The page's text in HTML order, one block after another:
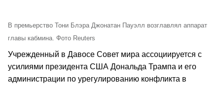
В премьерство Тони Блэра Джонатан Пауэлл возглавлял аппарат
главы кабмина. Фото Reuters
Учрежденный в Давосе Совет мира ассоциируется с
усилиями президента США Дональда Трампа и его
администрации по урегулированию конфликта в